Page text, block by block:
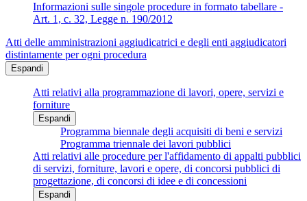
Informazioni sulle singole procedure in formato tabellare -
Art. 1, c. 32, Legge n. 190/2012
Atti delle amministrazioni aggiudicatrici e degli enti aggiudicatori
distintamente per ogni procedura
Espandi
Atti relativi alla programmazione di lavori, opere, servizi e
forniture
Espandi
Programma biennale degli acquisiti di beni e servizi
Programma triennale dei lavori pubblici
Atti relativi alle procedure per l'affidamento di appalti pubblici
di servizi, forniture, lavori e opere, di concorsi pubblici di
progettazione, di concorsi di idee e di concessioni
Espandi